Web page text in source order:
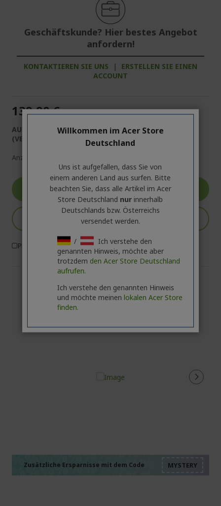
Geschäftskunde? Hier bestes Angebot
anfordern!
KONTAKTIEREN SIE UNS |
ERSTELLEN SIE EINEN
ACCOUNT
139,90 €
AUF LAGER
(VERSANDZEIT CA. 1 - 4 WERKTAGE)
Anzahl:
Produktseite
In den Warenkorb
Produktvergleich
Zusätzliche Ersparnisse mit dem Code
Willkommen im Acer Store
Deutschland
Uns ist aufgefallen, dass Sie von
einem anderen Land aus surfen. Bitte
beachten Sie, dass alle Artikel im Acer
Store Deutschland nur innerhalb
Deutschlands bzw. Österreichs
versendet werden.
/
Ich verstehe den
genannten Hinweis, möchte aber
trotzdem den Acer Store Deutschland
aufrufen.
Ich verstehe den genannten Hinweis
und möchte meinen lokalen Acer Store
finden.